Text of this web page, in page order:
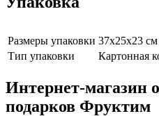
Размеры упаковки 37х25х23 см
Тип упаковки
Картонная
Интернет-магазин
подарков Фруктим